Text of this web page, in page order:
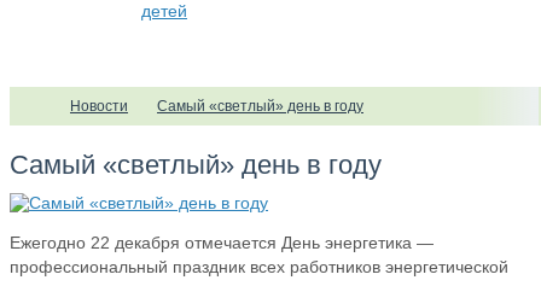
Новости Самый «светлый» день в году
Самый «светлый» день в году
Ежегодно 22 декабря отмечается День энергетика —
профессиональный праздник всех работников энергетической